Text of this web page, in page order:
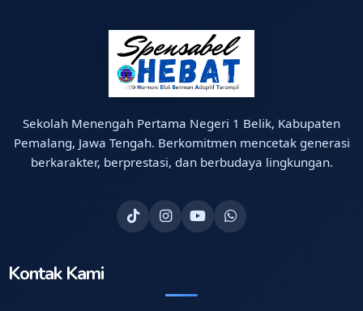
Sekolah Menengah Pertama Negeri 1 Belik, Kabupaten
Pemalang, Jawa Tengah. Berkomitmen mencetak generasi
berkarakter, berprestasi, dan berbudaya lingkungan.
Kontak Kami